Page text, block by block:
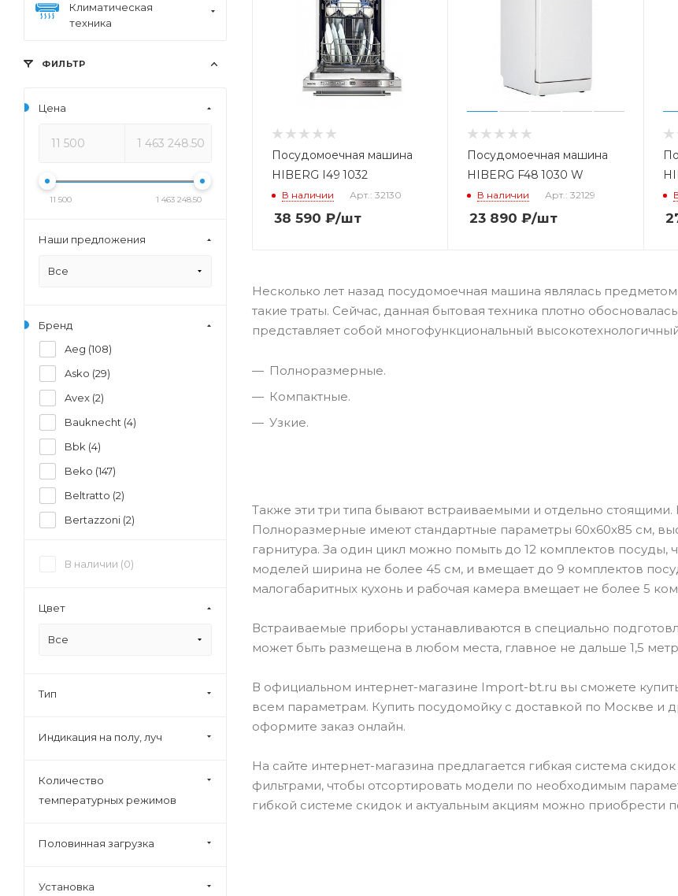
Посудомоечная машина
HIBERG I49 1032
В наличии Арт.: 32130
38 590 ₽/шт
Посудомоечная машина
HIBERG F48 1030 W
В наличии Арт.: 32129
23 890 ₽/шт
Несколько лет назад посудомоечная машина являлась
такие траты. Сейчас, данная бытовая техника плотно
представляет собой многофункциональный
Полноразмерные.
Компактные.
Узкие.
Также эти три типа бывают встраиваемыми и отдельно
Полноразмерные имеют стандартные параметры 60х60х85 см,
гарнитура. За один цикл можно помыть до 12 комплектов посуды,
моделей ширина не более 45 см, и вмещает до 9 комплектов
малогабаритных кухонь и рабочая камера вмещает не более 5
Встраиваемые приборы устанавливаются в специально
может быть размещена в любом места, главное не дальше 1,5
В официальном интернет-магазине Import-bt.ru вы сможете
всем параметрам. Купить посудомойку с доставкой по Москве
оформите заказ онлайн.
На сайте интернет-магазина предлагается гибкая система
фильтрами, чтобы отсортировать модели по необходимым
гибкой системе скидок и актуальным акциям можно приобрести
Климатическая
техника
ФИЛЬТР
Цена
11 500 1 463 248.50
Наши предложения
Все
Бренд
Aeg (108)
Asko (29)
Avex (2)
Bauknecht (4)
Bbk (4)
Beko (147)
Beltratto (2)
Bertazzoni (2)
Bosch (670 )
Cata (
Electrolux (84)
Flavia (9
Ginzzu (
В наличии (0)
Цвет
Все
Тип
Индикация на полу, луч
Количество
температурных режимов
Половинная загрузка
Установка